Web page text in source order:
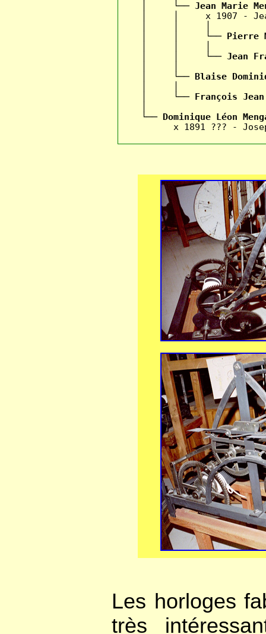
    │     └──
Jean Marie
│     │     x 1907 -
    │     │     └──
Pierre
    │     │     └──
Jean
    │     └──
Blaise
    │     └──
François Jean
    └──
Dominique Léon
x 1891 ??? -
Les horloges
très